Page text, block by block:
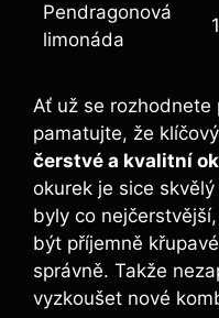
Pendragonová
limonáda
Ať už se
pamatujte, že
čerstvé a kvalitní
okurek je sice
byly co
být příjemně
správně. Takže
vyzkoušet nové